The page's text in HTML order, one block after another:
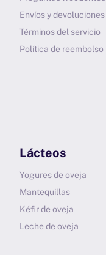
Envíos y devoluciones
Términos del servicio
Política de reembolso
Lácteos
Yogures de oveja
Mantequillas
Kéfir de oveja
Leche de oveja